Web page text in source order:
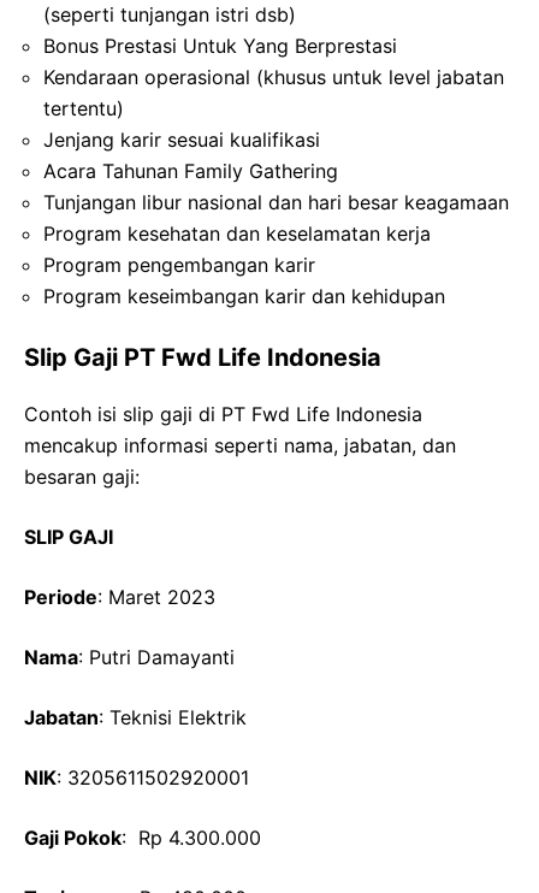
(seperti tunjangan istri dsb)
Bonus Prestasi Untuk Yang Berprestasi
Kendaraan operasional (khusus untuk level jabatan
tertentu)
Jenjang karir sesuai kualifikasi
Acara Tahunan Family Gathering
Tunjangan libur nasional dan hari besar keagamaan
Program kesehatan dan keselamatan kerja
Program pengembangan karir
Program keseimbangan karir dan kehidupan
Slip Gaji PT Fwd Life Indonesia
Contoh isi slip gaji di PT Fwd Life Indonesia
mencakup informasi seperti nama, jabatan, dan
besaran gaji:
SLIP GAJI
Periode: Maret 2023
Nama: Putri Damayanti
Jabatan: Teknisi Elektrik
NIK: 3205611502920001
Gaji Pokok: Rp 4.300.000